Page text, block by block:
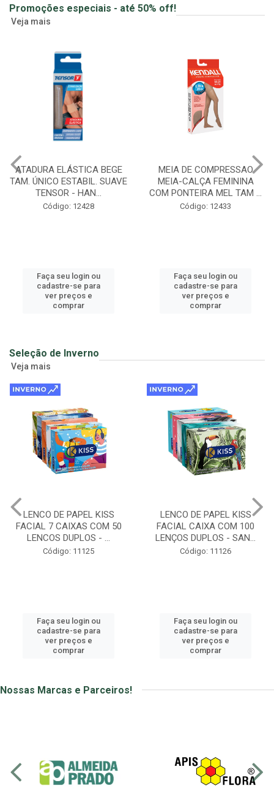
Promoções especiais - até 50% off!
Veja mais
MEIA DE COMPRESSAO
MEIA-CALÇA FEMININA
COM PONTEIRA MEL TAM ...
Código: 12433
Faça seu login ou
cadastre-se para
ver preços e
comprar
GUMMY CREATINA SABOR
MORANGO GOMAS 90UN
ZERO ACUCAR CABELO, ...
Creatina Gummy em gomas
Faça seu login ou
cadastre-se para
ver preços e
comprar
Seleção de Inverno
Veja mais
LENCO DE PAPEL KISS
FACIAL CAIXA COM 100
LENÇOS DUPLOS - SAN...
Código: 11126
Faça seu login ou
cadastre-se para
ver preços e
comprar
LENCO DE PAPEL KISS
FOLHA TRIPLA
28 PACOTES C/ 10...
Código: 11127
Faça seu login ou
cadastre-se para
ver preços e
comprar
Nossas Marcas e Parceiros!